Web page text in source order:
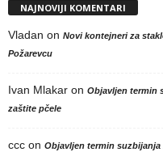
NAJNOVIJI KOMENTARI
Vladan on Novi kontejneri za
Požarevcu
Ivan Mlakar on Objavljen termin
zaštite pčele
ccc on Objavljen termin suzbijanja